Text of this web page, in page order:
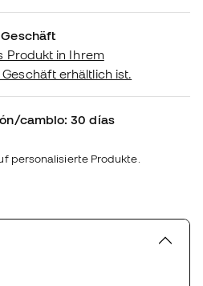
Produkt in Ihrem
erhältlich ist.
cambio: 30 días
personalisierte Produkte.